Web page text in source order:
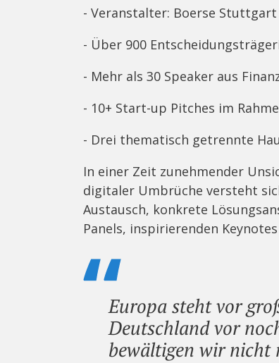
- Veranstalter: Boerse
- Über 900
- Mehr als 30 Speaker aus
- 10+ Start-up Pitches im
- Drei thematisch getrennte
In einer Zeit zunehmender
digitaler Umbrüche versteht
Austausch, konkrete
Panels, inspirierenden
Europa steht vor
Deutschland vor
bewältigen wir nicht